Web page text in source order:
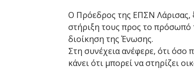
Ο Πρόεδρος της ΕΠΣΝ Λάρισας,
στήριξη τους προς το πρόσωπό
διοίκηση της Ένωσης.
Στη συνέχεια ανέφερε, ότι όσο
κάνει ότι μπορεί να στηρίζει